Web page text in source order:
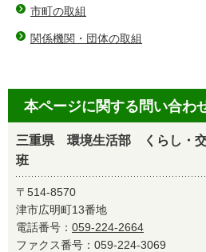
市町の取組
関係機関・団体の取組
本ページに関する問い合わ
三重県 環境生活部 くらし・
班
〒514-8570
津市広明町13番地
電話番号： 059-224-2664
ファクス番号：059-224-3069